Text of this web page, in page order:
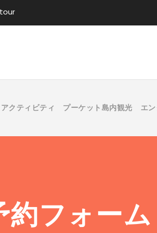
クティビティ プーケット島内観光 エ
約フォーム